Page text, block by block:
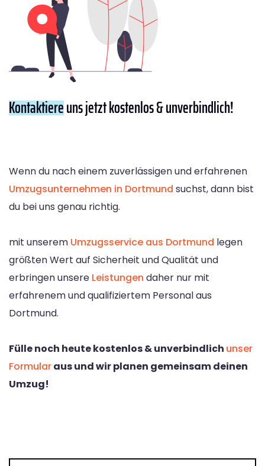
Kontaktiereuns jetzt kostenlos & unverbindlich!
Wenn du nach einem zuverlässigen und erfahrenen
Umzugsunternehmen in Dortmund suchst, dann bist
du bei uns genau richtig.
mit unserem Umzugsservice aus Dortmund legen
größten Wert auf Sicherheit und Qualität und
erbringen unsere Leistungen daher nur mit
erfahrenem und qualifiziertem Personal aus
Dortmund.
Fülle noch heute kostenlos & unverbindlich unser
Formularaus und wir planen gemeinsam deinen
Umzug!